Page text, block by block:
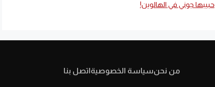
جوني في الهالوين!
من نحنسياسة الخصوصيةاتصل بنا